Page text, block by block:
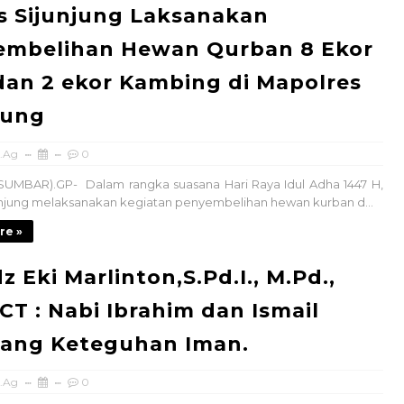
Sijunjung Laksanakan
Hewan Qurban 8 Ekor
2 ekor Kambing di Mapolres
0
Dalam rangka suasana Hari Raya Idul Adha 1447 H,
melaksanakan kegiatan penyembelihan hewan kurban d...
»
Eki Marlinton,S.Pd.I., M.Pd.,
CT : Nabi Ibrahim dan Ismail
Keteguhan Iman.
0